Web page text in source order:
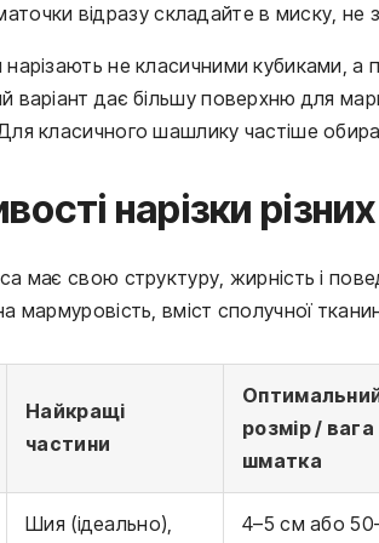
відразу складайте в миску,
нарізають не класичними кубиками,
варіант дає більшу поверхню для
класичного шашлику частіше
нарізки
має свою структуру, жирність і
мармуровість, вміст сполучної
Найкращі
частини
розмір / вага
шматка
Шия (ідеально), 4–5 см або